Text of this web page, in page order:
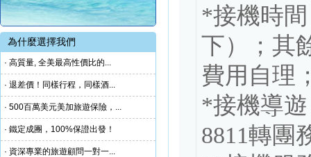
為什麼選擇我們
· 高質量, 全美最高性價比的...
· 退差價！同樣行程，同樣酒...
· 500百萬美元美加旅遊保險，...
· 鐵定成團，100%保證出發！
· 資深專業的旅遊顧問一對一...
*接機時間
下）；其
費用自理
*接機導
8811轉團